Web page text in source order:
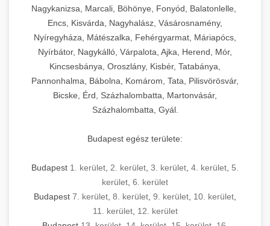
Nagykanizsa, Marcali, Böhönye, Fonyód, Balatonlelle,
Encs, Kisvárda, Nagyhalász, Vásárosnamény,
Nyíregyháza, Mátészalka, Fehérgyarmat, Máriapócs,
Nyírbátor, Nagykálló, Várpalota, Ajka, Herend, Mór,
Kincsesbánya, Oroszlány, Kisbér, Tatabánya,
Pannonhalma, Bábolna, Komárom, Tata, Pilisvörösvár,
Bicske, Érd, Százhalombatta, Martonvásár,
Százhalombatta, Gyál.
Budapest egész területe:
Budapest 1. kerület, 2. kerület, 3. kerület, 4. kerület, 5.
kerület, 6. kerület
Budapest 7. kerület, 8. kerület, 9. kerület, 10. kerület,
11. kerület, 12. kerület